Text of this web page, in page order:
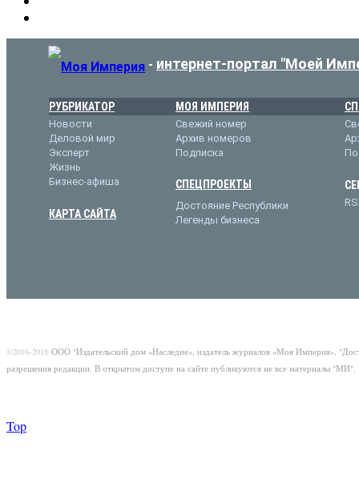
- интернет-портал "Моей
РУБРИКАТОР
Новости
Деловой мир
Эксперт
Жизнь
Бизнес-афиша
КАРТА САЙТА
МОЯ ИМПЕРИЯ
Свежий номер
Архив номеров
Подписка
СПЕЦПРОЕКТЫ
Достояние Республики
Легенды бизнеса
©2016-2018 ООО "Издательский дом «Наследие», издатель журналов «Моя Империя»,
разрешения редакции. В открытом доступе на сайте публикуются не все материалы "МИ".
Top